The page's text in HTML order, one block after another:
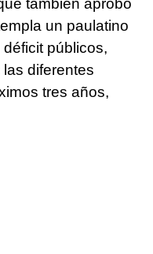
también aprobó
un paulatino
públicos,
diferentes
tres años,